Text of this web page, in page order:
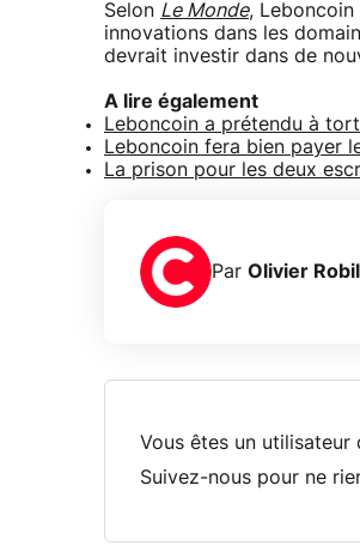
Selon Le Monde, Leboncoin
innovations dans les
devrait investir dans de
A lire également
Leboncoin a prétendu à
Leboncoin fera bien payer
La prison pour les deux
Par Olivier
Vous êtes un utilisateur
Suivez-nous pour ne